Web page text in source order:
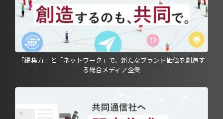
「編集力」と「ネットワーク」で、新たなブランド価値を創造す
る総合メディア企業